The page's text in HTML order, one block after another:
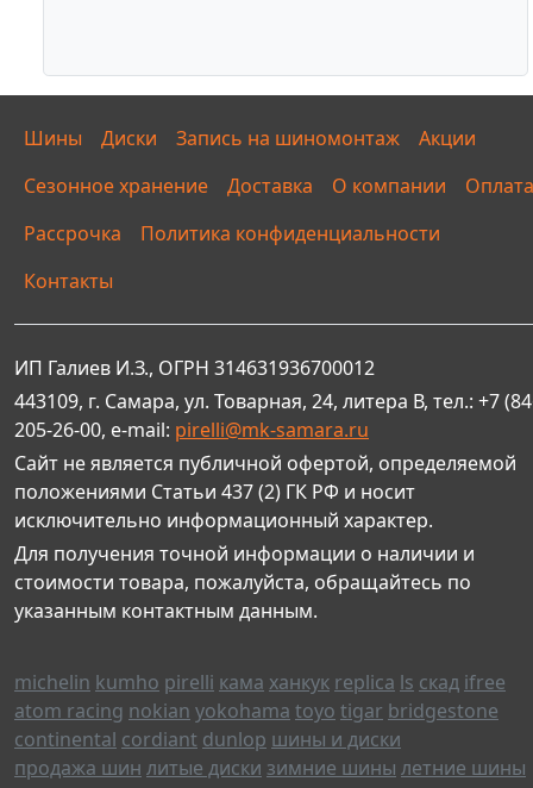
Шины Диски Запись на шиномонтаж
Акции
Сезонное хранение
Доставка О компании
Оплата
Рассрочка
Политика конфиденциальности
Контакты
ИП Галиев И.З., ОГРН 314631936700012
443109, г. Самара, ул. Товарная, 24, литера В, тел.: +7
205-26-00, e-mail: pirelli@mk-samara.ru
Сайт не является публичной офертой, определяемой
положениями Статьи 437 (2) ГК РФ и носит
исключительно информационный характер.
Для получения точной информации о наличии и
стоимости товара, пожалуйста, обращайтесь по
указанным контактным данным.
michelin kumho pirelli кама ханкук replica ls скад ifree
atom racing nokian yokohama toyo tigar bridgestone
continental cordiant dunlop шины и диски
продажа шин литые диски зимние шины летние шины